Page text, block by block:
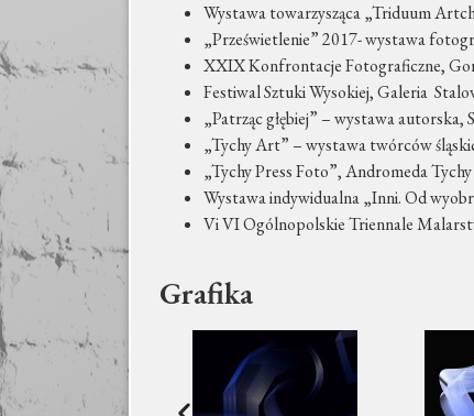
Wystawa towarzysząca „Triduum
„Prześwietlenie” 2017- wystawa
XXIX Konfrontacje Fotograficzne,
Festiwal Sztuki Wysokiej, Galeria
„Patrząc głębiej” – wystawa
„Tychy Art” – wystawa twórców
„Tychy Press Foto”, Andromeda
Wystawa indywidualna „Inni. Od
Vi VI Ogólnopolskie Triennale
Grafika